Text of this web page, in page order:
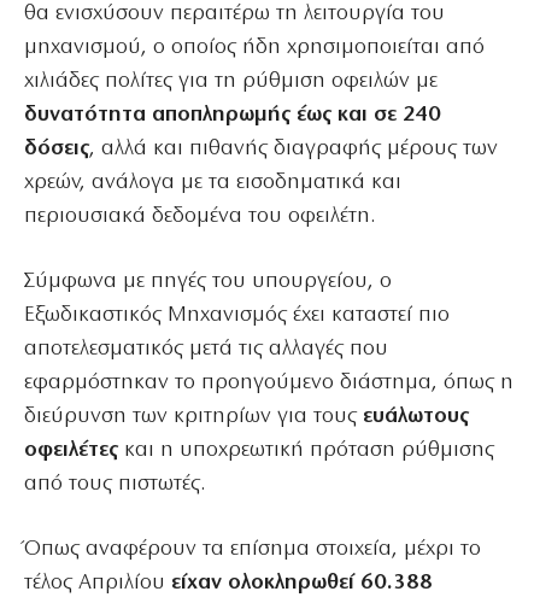
θα ενισχύσουν περαιτέρω τη λειτουργία του
μηχανισμού, ο οποίος ήδη χρησιμοποιείται από
χιλιάδες πολίτες για τη ρύθμιση οφειλών με
δυνατότητα αποπληρωμής έως και σε 240
δόσεις, αλλά και πιθανής διαγραφής μέρους των
χρεών, ανάλογα με τα εισοδηματικά και
περιουσιακά δεδομένα του οφειλέτη.
Σύμφωνα με πηγές του υπουργείου, ο
Εξωδικαστικός Μηχανισμός έχει καταστεί πιο
αποτελεσματικός μετά τις αλλαγές που
εφαρμόστηκαν το προηγούμενο διάστημα, όπως η
διεύρυνση των κριτηρίων για τους ευάλωτους
οφειλέτες και η υποχρεωτική πρόταση ρύθμισης
από τους πιστωτές.
Όπως αναφέρουν τα επίσημα στοιχεία, μέχρι το
τέλος Απριλίου είχαν ολοκληρωθεί 60.388